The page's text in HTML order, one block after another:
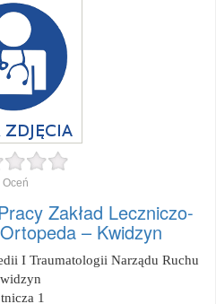
Oceń
Zakład Leczniczo-
– Kwidzyn
I Traumatologii Narządu Ruchu
1